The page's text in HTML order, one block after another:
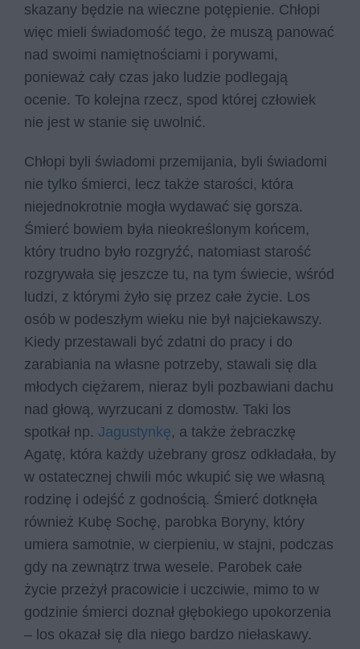
skazany będzie na wieczne potępienie. Chłopi
więc mieli świadomość tego, że muszą panować
nad swoimi namiętnościami i porywami,
ponieważ cały czas jako ludzie podlegają
ocenie. To kolejna rzecz, spod której człowiek
nie jest w stanie się uwolnić.
Chłopi byli świadomi przemijania, byli świadomi
nie tylko śmierci, lecz także starości, która
niejednokrotnie mogła wydawać się gorsza.
Śmierć bowiem była nieokreślonym końcem,
który trudno było rozgryźć, natomiast starość
rozgrywała się jeszcze tu, na tym świecie, wśród
ludzi, z którymi żyło się przez całe życie. Los
osób w podeszłym wieku nie był najciekawszy.
Kiedy przestawali być zdatni do pracy i do
zarabiania na własne potrzeby, stawali się dla
młodych ciężarem, nieraz byli pozbawiani dachu
nad głową, wyrzucani z domostw. Taki los
spotkał np. Jagustynkę, a także żebraczkę
Agatę, która każdy użebrany grosz odkładała, by
w ostatecznej chwili móc wkupić się we własną
rodzinę i odejść z godnością. Śmierć dotknęła
również Kubę Sochę, parobka Boryny, który
umiera samotnie, w cierpieniu, w stajni, podczas
gdy na zewnątrz trwa wesele. Parobek całe
życie przeżył pracowicie i uczciwie, mimo to w
godzinie śmierci doznał głębokiego upokorzenia
– los okazał się dla niego bardzo niełaskawy.